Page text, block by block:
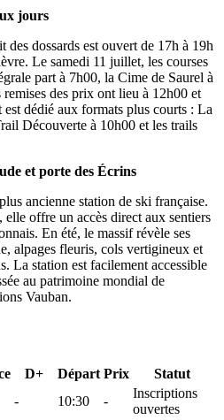
jours
dossards est ouvert de 17h à 19h
Le samedi 11 juillet, les courses
part à 7h00, la Cime de Saurel à
des prix ont lieu à 12h00 et
dédié aux formats plus courts : La
Découverte à 10h00 et les trails
et porte des Écrins
ancienne station de ski française.
offre un accès direct aux sentiers
En été, le massif révèle ses
alpages fleuris, cols vertigineux et
La station est facilement accessible
au patrimoine mondial de
Vauban.
D+ Départ Prix
Statut
- 10:30 -
Inscriptions
ouvertes